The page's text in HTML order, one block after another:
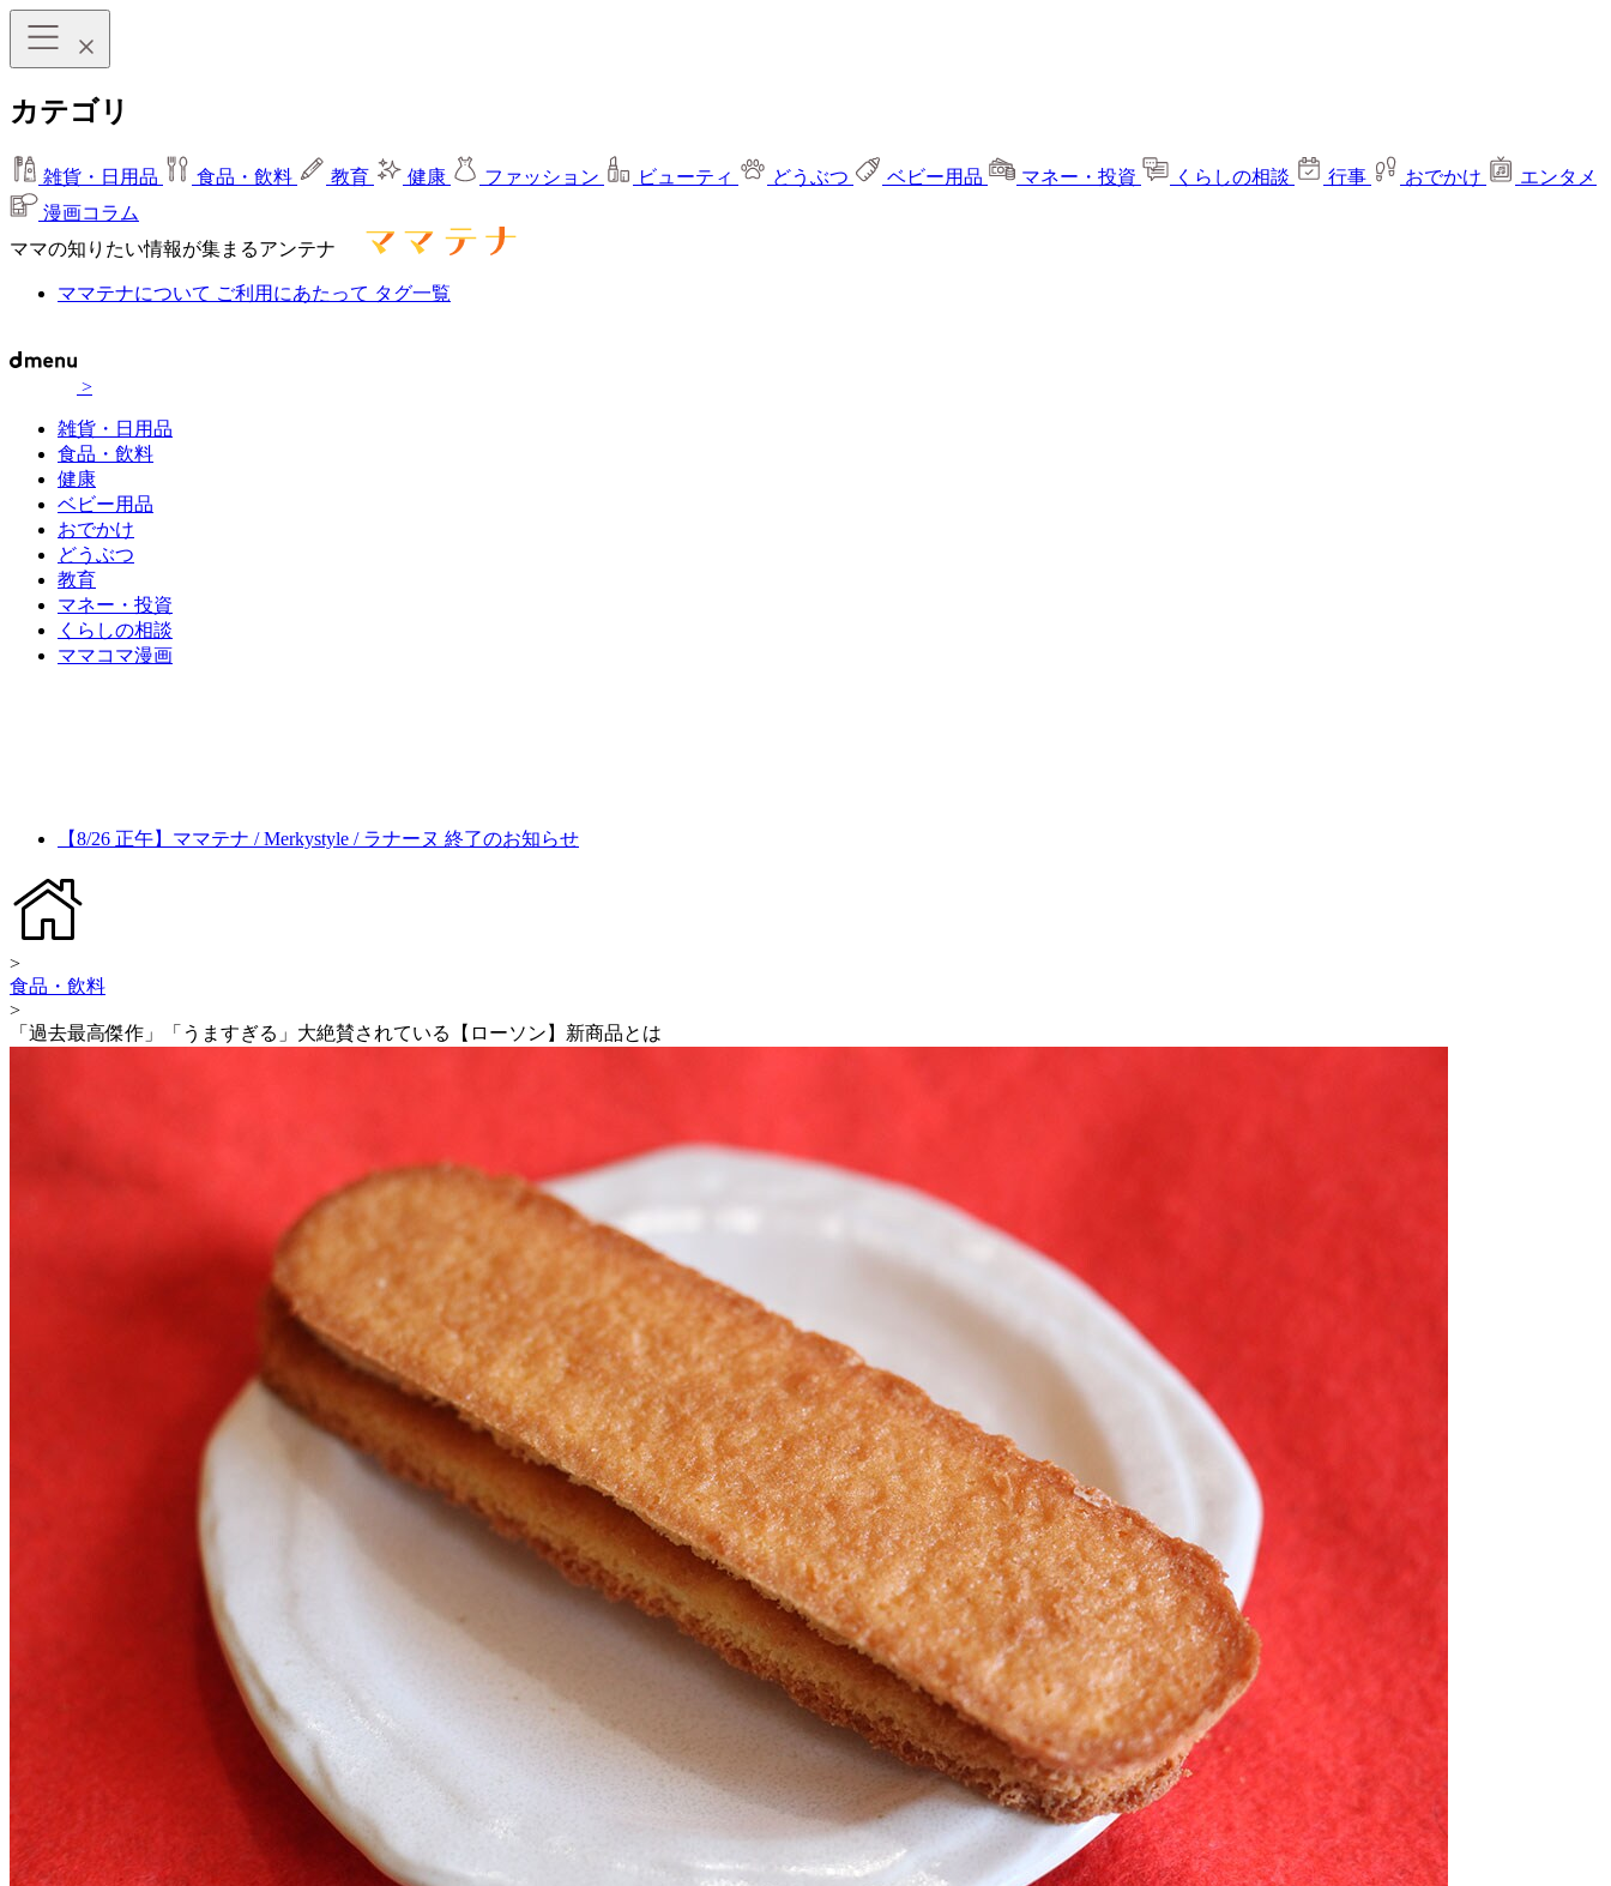
カテゴリ
雑貨・日用品 食品・飲料 教育 健康 ファッション ビューティ どうぶつ ベビー用品 マネー・投資 くらしの相談 行事 おでかけ
エンタメ
漫画コラム
ママの知りたい情報が集まるアンテナ
ママテナについて ご利用にあたって タグ一覧
>
雑貨・日用品
食品・飲料
健康
ベビー用品
おでかけ
どうぶつ
教育
マネー・投資
くらしの相談
ママコマ漫画
【8/26 正午】ママテナ / Merkystyle / ラナーヌ 終了のお知らせ
>
食品・飲料
>
「過去最高傑作」「うますぎる」大絶賛されている【ローソン】新商品とは